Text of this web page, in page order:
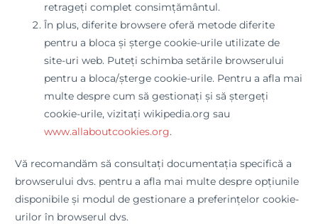
retrageți complet consimțământul.
În plus, diferite browsere oferă metode diferite
pentru a bloca și șterge cookie-urile utilizate de
site-uri web. Puteți schimba setările browserului
pentru a bloca/șterge cookie-urile. Pentru a afla mai
multe despre cum să gestionați și să ștergeți
cookie-urile, vizitați wikipedia.org sau
www.allaboutcookies.org.
Vă recomandăm să consultați documentația specifică a
browserului dvs. pentru a afla mai multe despre opțiunile
disponibile și modul de gestionare a preferințelor cookie-
urilor în browserul dvs.